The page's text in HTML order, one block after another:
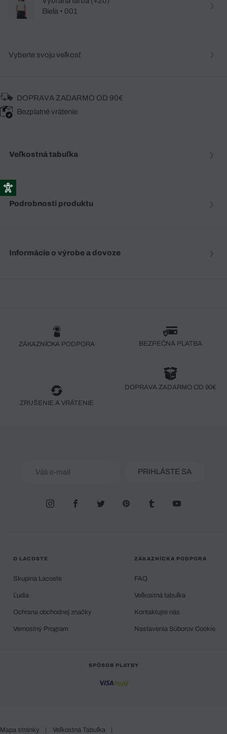
Biela • 001
Vyberte svoju veľkosť
DOPRAVA ZADARMO OD 90€
Bezplatné vrátenie
Veľkostná tabuľka
Podrobnosti produktu
Informácie o výrobe a dovoze
ZÁKAZNÍCKA PODPORA BEZPEČNÁ PLATBA
ZRUŠENIE A VRÁTENIE
DOPRAVA ZADARMO OD 90€
PRIHLÁSTE SA
O LACOSTE
Skupina Lacoste
Ľudia
Ochrana obchodnej značky
Vernostný Program
ZÁKAZNÍCKA PODPORA
FAQ
Veľkostná tabuľka
Kontaktujte nás
Nastavenia Súborov Cookie
SPÔSOB PLATBY
Mapa stránky | Veľkostná Tabuľka |